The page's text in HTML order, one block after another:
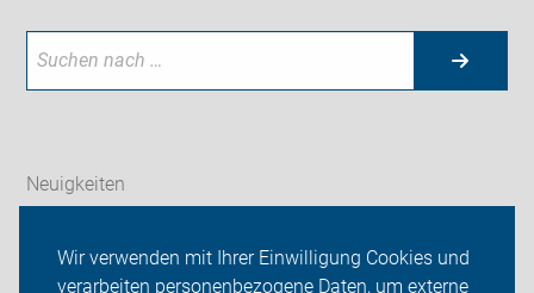
Wir verwenden mit Ihrer Einwilligung Cookies und
verarbeiten personenbezogene Daten, um externe
Neuigkeiten